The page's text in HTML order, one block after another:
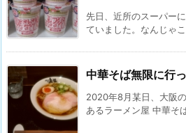
先日、近所のスーパー
ていました。なんじゃ
中華そば無限に行
2020年8月某日、大阪
あるラーメン屋 中華そ